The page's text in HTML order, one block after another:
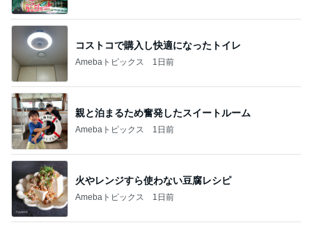
コストコで購入し快適になったトイレ
Amebaトピックス 1日前
親と泊まるため奮発したスイートルーム
Amebaトピックス 1日前
火やレンジすら使わない豆腐レシピ
Amebaトピックス 1日前